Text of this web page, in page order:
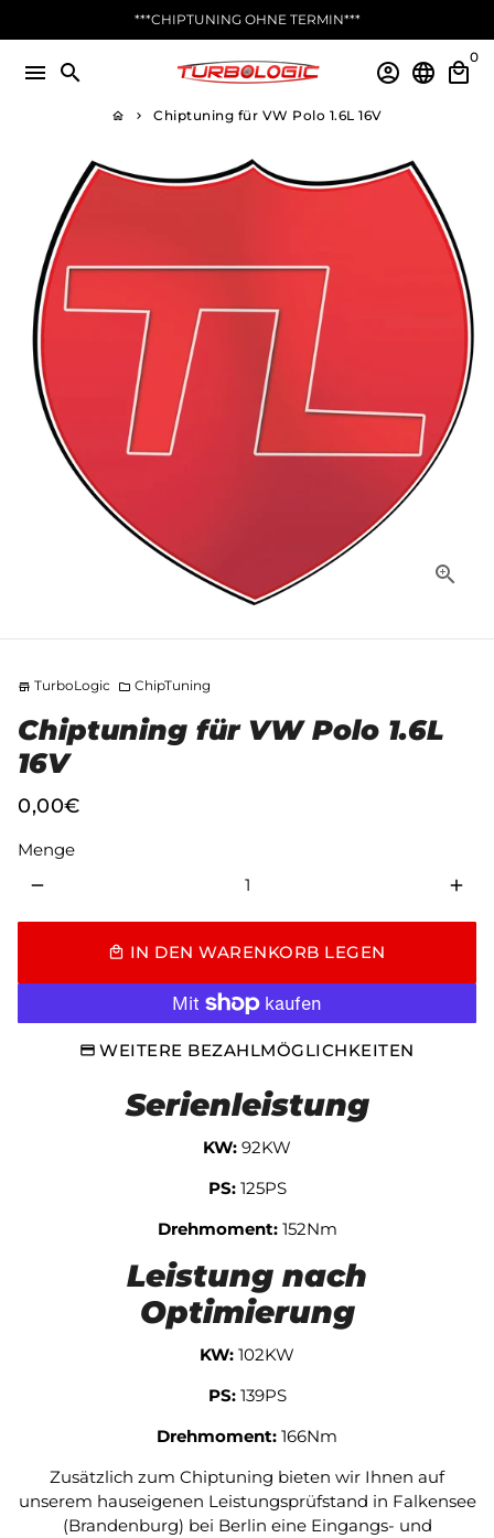
zum
***CHIPTUNING OHNE TERMIN***
menu search account_circle language local_mall
0
home keyboard_arrow_right Chiptuning für VW Polo 1.6L 16V
store TurboLogic folder ChipTuning
Chiptuning für VW Polo 1.6L
16V
0,00€
Menge
remove add
local_mall IN DEN WARENKORB LEGEN
WEITERE BEZAHLMÖGLICHKEITEN
Serienleistung
KW: 92KW
PS: 125PS
Drehmoment: 152Nm
Leistung nach
Optimierung
KW: 102KW
PS: 139PS
Drehmoment: 166Nm
Zusätzlich zum Chiptuning bieten wir Ihnen auf
unserem hauseigenen Leistungsprüfstand in Falkensee
(Brandenburg) bei Berlin eine Eingangs- und